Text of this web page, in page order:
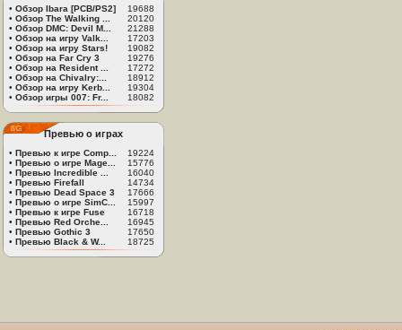
• Обзор Ibara [PCB/PS2]
19688
• Обзор The Walking ...
20120
• Обзор DMC: Devil M...
21288
• Обзор на игру Valk...
17203
• Обзор на игру Stars!
19082
• Обзор на Far Cry 3
19276
• Обзор на Resident ...
17272
• Обзор на Chivalry:...
18912
• Обзор на игру Kerb...
19304
• Обзор игры 007: Fr... 18082
Превью о играх
• Превью к игре Comp...
19224
• Превью о игре Mage...
15776
• Превью Incredible ...
16040
• Превью Firefall
14734
• Превью Dead Space 3
17666
• Превью о игре SimC...
15997
• Превью к игре Fuse
16718
• Превью Red Orche...
16945
• Превью Gothic 3
17650
• Превью Black & W... 18725